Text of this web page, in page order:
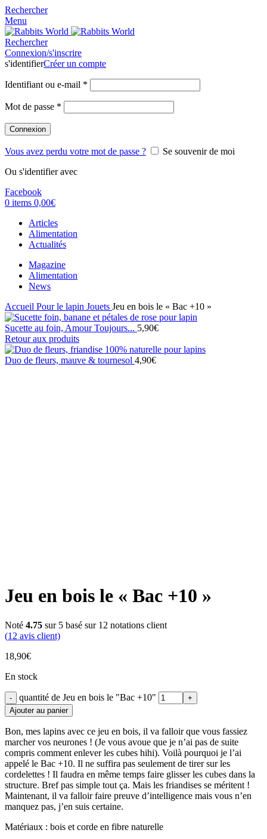
Rechercher
Menu
Rechercher
Connexion/s'inscrire
s'identifierCréer un compte
Identifiant ou e-mail *
Mot de passe *
Connexion
Vous avez perdu votre mot de passe ?
Se souvenir de moi
Ou s'identifier avec
Facebook
0 items 0,00€
Articles
Alimentation
Actualités
Magazine
Alimentation
News
Accueil Pour le lapin Jouets Jeu en bois le « Bac +10 »
Sucette au foin, Amour Toujours... 5,90€
Retour aux produits
Duo de fleurs, mauve & tournesol 4,90€
Jeu en bois le « Bac +10 »
Noté 4.75 sur 5 basé sur 12 notations client
(12 avis client)
18,90€
En stock
quantité de Jeu en bois le "Bac +10"
Ajouter au panier
Bon, mes lapins avec ce jeu en bois, il va falloir que vous fassiez
marcher vos neurones ! (Je vous avoue que je n’ai pas de suite
compris comment enlever les cubes hihi). Voilà pourquoi je l’ai
appelé le Bac +10. Il ne suffira pas seulement de tirer sur les
cordelettes ! Il faudra en même temps faire glisser les cubes dans la
structure. Bref pas simple tout ça. Mais les friandises se méritent !
Maintenant, il va falloir faire preuve d’intelligence mais vous n’en
manquez pas, j’en suis certaine.
Matériaux : bois et corde en fibre naturelle